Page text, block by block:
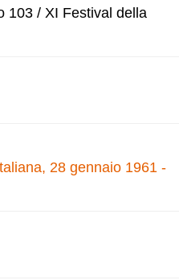
103 / XI Festival della
28 gennaio 1961 -